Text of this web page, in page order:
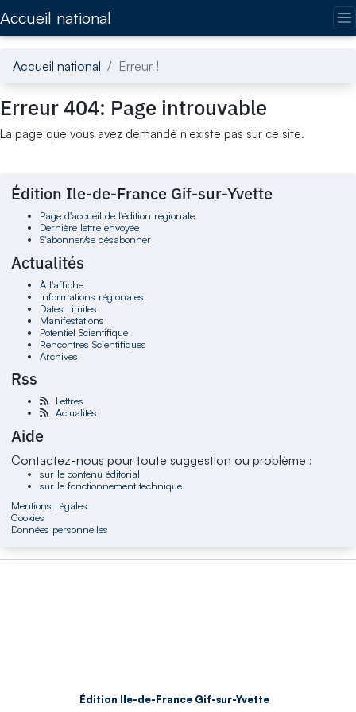
Accueil national
Accueil national Erreur !
Erreur 404: Page introuvable
La page que vous avez demandé n'existe pas sur ce site.
Édition Ile-de-France Gif-sur-Yvette
Page d'accueil de l'édition régionale
Dernière lettre envoyée
S'abonner/se désabonner
Actualités
À l'affiche
Informations régionales
Dates Limites
Manifestations
Potentiel Scientifique
Rencontres Scientifiques
Archives
Rss
Lettres
Actualités
Aide
Contactez-nous pour toute suggestion ou problème :
sur le contenu éditorial
sur le fonctionnement technique
Mentions Légales
Cookies
Données personnelles
Édition Ile-de-France Gif-sur-Yvette